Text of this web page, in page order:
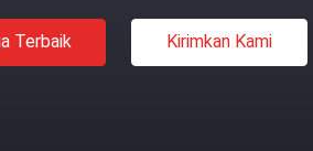
Terbaik Kirimkan Kami